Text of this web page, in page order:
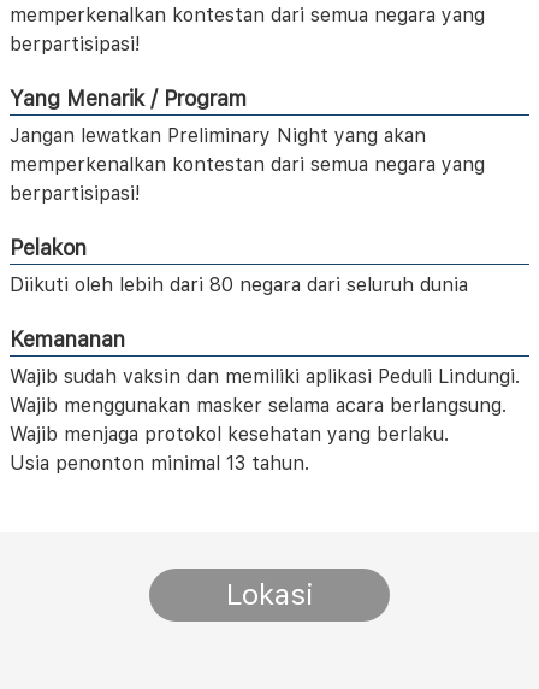
memperkenalkan kontestan dari semua negara yang
berpartisipasi!
Yang Menarik / Program
Jangan lewatkan Preliminary Night yang akan
memperkenalkan kontestan dari semua negara yang
berpartisipasi!
Pelakon
Diikuti oleh lebih dari 80 negara dari seluruh dunia
Kemananan
Wajib sudah vaksin dan memiliki aplikasi Peduli Lindungi.
Wajib menggunakan masker selama acara berlangsung.
Wajib menjaga protokol kesehatan yang berlaku.
Usia penonton minimal 13 tahun.
Lokasi